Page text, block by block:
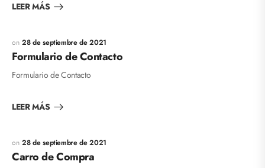
LEER MÁS
28 de septiembre de 2021
Formulario de Contacto
Formulario de Contacto
LEER MÁS
28 de septiembre de 2021
Carro de Compra